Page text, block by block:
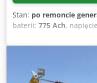
Stan: po remoncie
baterii: 775 Ach,
,
szerokość:424 mm,
widłowego – 48V 5PZS
zestawie system
(aquamatik) + w